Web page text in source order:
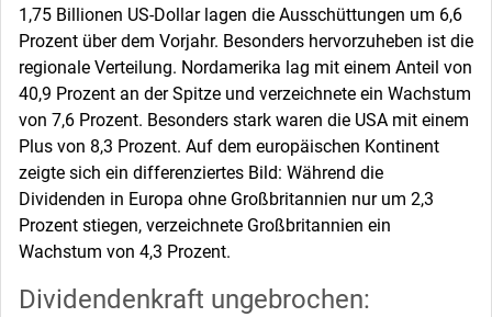
1,75 Billionen US-Dollar lagen die Ausschüttungen um 6,6
Prozent über dem Vorjahr. Besonders hervorzuheben ist die
regionale Verteilung. Nordamerika lag mit einem Anteil von
40,9 Prozent an der Spitze und verzeichnete ein Wachstum
von 7,6 Prozent. Besonders stark waren die USA mit einem
Plus von 8,3 Prozent. Auf dem europäischen Kontinent
zeigte sich ein differenziertes Bild: Während die
Dividenden in Europa ohne Großbritannien nur um 2,3
Prozent stiegen, verzeichnete Großbritannien ein
Wachstum von 4,3 Prozent.
Dividendenkraft ungebrochen: